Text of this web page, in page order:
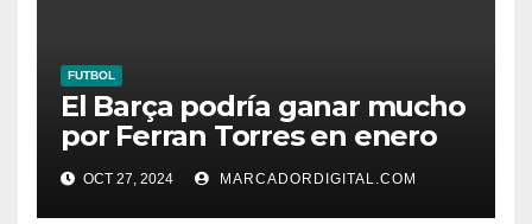
FUTBOL
El Barça podría ganar mucho
por Ferran Torres en enero
OCT 27, 2024 MARCADORDIGITAL.COM